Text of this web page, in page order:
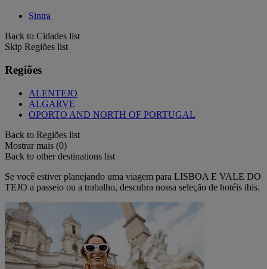
Sintra
Back to Cidades list
Skip Regiões list
Regiões
ALENTEJO
ALGARVE
OPORTO AND NORTH OF PORTUGAL
Back to Regiões list
Mostrar mais (0)
Back to other destinations list
Se você estiver planejando uma viagem para LISBOA E VALE DO
TEJO a passeio ou a trabalho, descubra nossa seleção de hotéis ibis.